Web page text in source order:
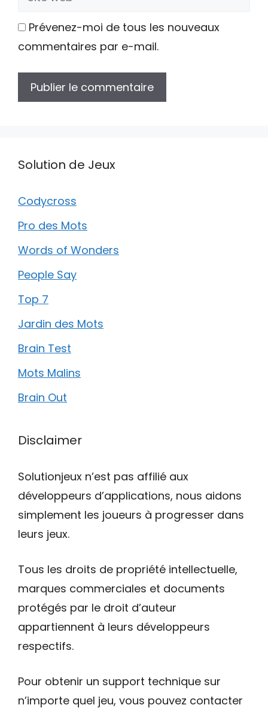
Prévenez-moi de tous les nouveaux
commentaires par e-mail.
Solution de Jeux
Codycross
Pro des Mots
Words of Wonders
People Say
Top 7
Jardin des Mots
Brain Test
Mots Malins
Brain Out
Disclaimer
Solutionjeux n’est pas affilié aux
développeurs d’applications, nous aidons
simplement les joueurs à progresser dans
leurs jeux.
Tous les droits de propriété intellectuelle,
marques commerciales et documents
protégés par le droit d’auteur
appartiennent à leurs développeurs
respectifs.
Pour obtenir un support technique sur
n’importe quel jeu, vous pouvez contacter